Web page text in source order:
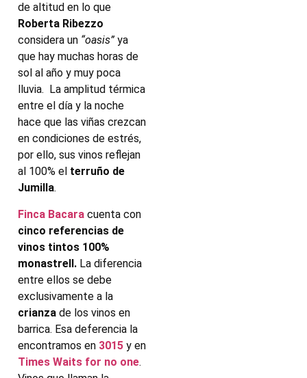
de altitud en lo que
Roberta Ribezzo
considera un “oasis” ya
que hay muchas horas de
sol al año y muy poca
lluvia. La amplitud térmica
entre el día y la noche
hace que las viñas crezcan
en condiciones de estrés,
por ello, sus vinos reflejan
al 100% el terruño de
Jumilla.
Finca Bacara cuenta con
cinco referencias de
vinos tintos 100%
monastrell. La diferencia
entre ellos se debe
exclusivamente a la
crianza de los vinos en
barrica. Esa deferencia la
encontramos en 3015 y en
Times Waits for no one.